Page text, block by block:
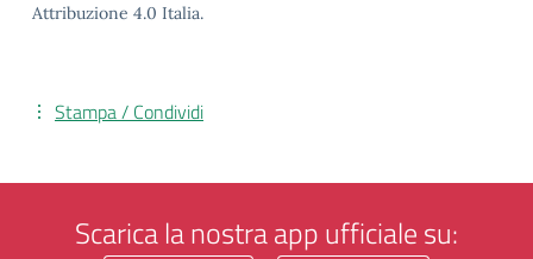
Attribuzione 4.0 Italia.
Stampa / Condividi
Scarica la nostra app ufficiale su: